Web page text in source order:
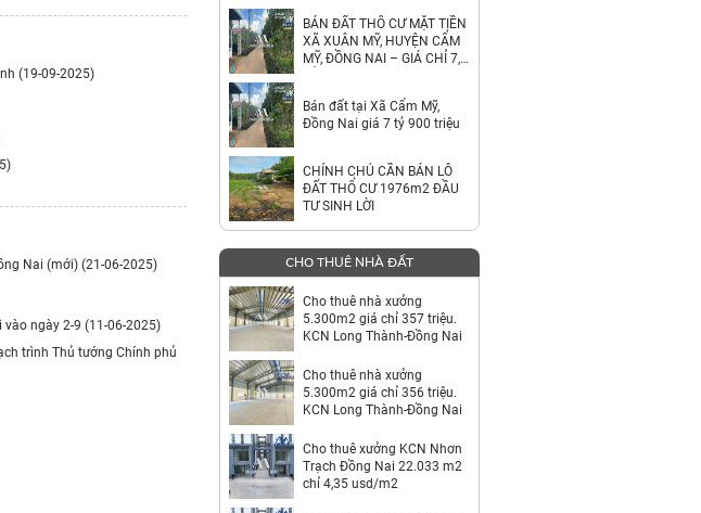
(19-09-2025)
Nai (mới) (21-06-2025)
ngày 2-9 (11-06-2025)
trình Thủ tướng Chính phủ
BÁN ĐẤT THỔ CƯ MẶT TIỀN
XÃ XUÂN MỸ, HUYỆN CẨM
MỸ, ĐỒNG NAI – GIÁ CHỈ 7,9
Bán đất tại Xã Cẩm Mỹ,
Đồng Nai giá 7 tỷ 900 triệu
CHÍNH CHỦ CẦN BÁN LÔ
ĐẤT THỔ CƯ 1976m2 ĐẦU
TƯ SINH LỜI
CHO THUÊ NHÀ ĐẤT
Cho thuê nhà xưởng
5.300m2 giá chỉ 357 triệu.
KCN Long Thành-Đồng Nai
Cho thuê nhà xưởng
5.300m2 giá chỉ 356 triệu.
KCN Long Thành-Đồng Nai
Cho thuê xưởng KCN Nhơn
Trạch Đồng Nai 22.033 m2
chỉ 4,35 usd/m2